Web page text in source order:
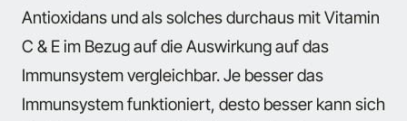
Antioxidans und als solches durchaus mit Vitamin
C & E im Bezug auf die Auswirkung auf das
Immunsystem vergleichbar. Je besser das
Immunsystem funktioniert, desto besser kann sich